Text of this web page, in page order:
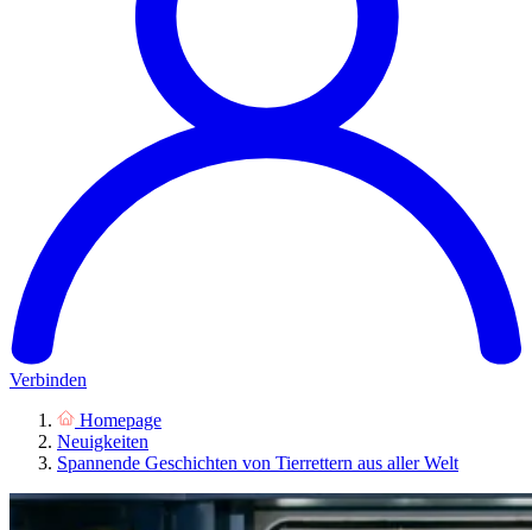
Verbinden
Homepage
Neuigkeiten
Spannende Geschichten von Tierrettern aus aller Welt